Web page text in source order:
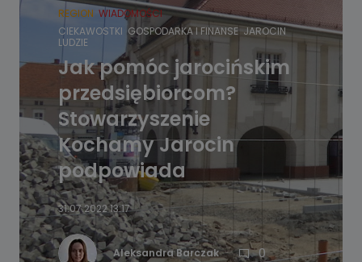
REGION WIADOMOŚCI
CIEKAWOSTKI GOSPODARKA I FINANSE JAROCIN
LUDZIE
Jak pomóc jarocińskim
przedsiębiorcom?
Stowarzyszenie
Kochamy Jarocin
podpowiada
31.07.2022 13:17
Aleksandra Barczak 0